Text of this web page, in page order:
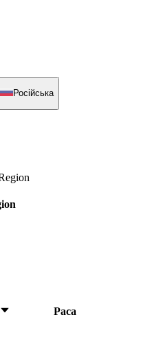
Російська
Раса